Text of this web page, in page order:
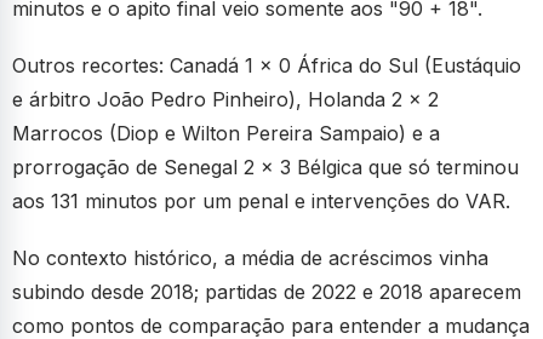
minutos e o apito final veio somente aos "90 + 18".
Outros recortes: Canadá 1 x 0 África do Sul (Eustáquio
e árbitro João Pedro Pinheiro), Holanda 2 x 2
Marrocos (Diop e Wilton Pereira Sampaio) e a
prorrogação de Senegal 2 x 3 Bélgica que só terminou
aos 131 minutos por um penal e intervenções do VAR.
No contexto histórico, a média de acréscimos vinha
subindo desde 2018; partidas de 2022 e 2018 aparecem
como pontos de comparação para entender a mudança